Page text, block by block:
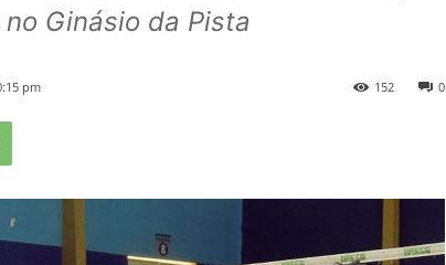
Ginásio da Pista
pm 0
152